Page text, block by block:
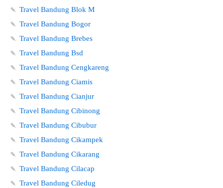
🍡 Travel Bandung Blok M
🍡 Travel Bandung Bogor
🍡 Travel Bandung Brebes
🍡 Travel Bandung Bsd
🍡 Travel Bandung Cengkareng
🍡 Travel Bandung Ciamis
🍡 Travel Bandung Cianjur
🍡 Travel Bandung Cibinong
🍡 Travel Bandung Cibubur
🍡 Travel Bandung Cikampek
🍡 Travel Bandung Cikarang
🍡 Travel Bandung Cilacap
🍡 Travel Bandung Ciledug